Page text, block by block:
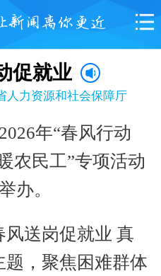
促就业
人力资源和社会保障厅
年“春风行动
农民工”专项活动
办。
送岗促就业 真
题，聚焦困难群体